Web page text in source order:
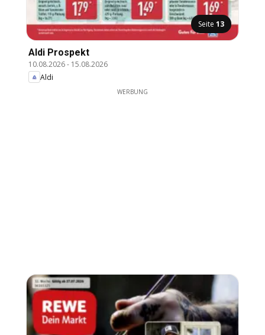
Seite 13
Aldi Prospekt
10.08.2026- 15.08.2026
Aldi
WERBUNG